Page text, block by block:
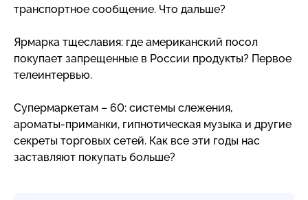
транспортное сообщение. Что дальше?
Ярмарка тщеславия: где американский посол
покупает запрещенные в России продукты? Первое
телеинтервью.
Супермаркетам – 60: системы слежения,
ароматы-приманки, гипнотическая музыка и другие
секреты торговых сетей. Как все эти годы нас
заставляют покупать больше?